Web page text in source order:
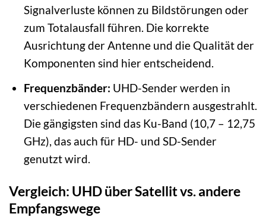
Signalverluste können zu Bildstörungen oder
zum Totalausfall führen. Die korrekte
Ausrichtung der Antenne und die Qualität der
Komponenten sind hier entscheidend.
Frequenzbänder: UHD-Sender werden in
verschiedenen Frequenzbändern ausgestrahlt.
Die gängigsten sind das Ku-Band (10,7 – 12,75
GHz), das auch für HD- und SD-Sender
genutzt wird.
Vergleich: UHD über Satellit vs. andere
Empfangswege